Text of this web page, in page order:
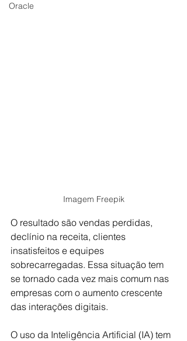
Oracle
Imagem Freepik
O resultado são vendas perdidas,
declínio na receita, clientes
insatisfeitos e equipes
sobrecarregadas. Essa situação tem
se tornado cada vez mais comum nas
empresas com o aumento crescente
das interações digitais.
O uso da Inteligência Artificial (IA) tem